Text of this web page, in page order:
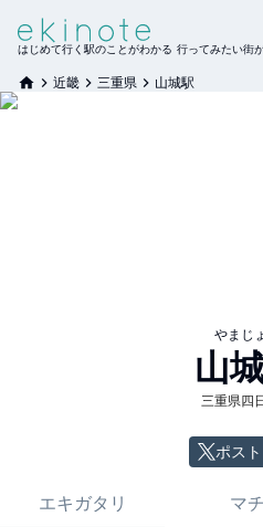
はじめて行く駅のことがわかる 行ってみたい街
近畿 三重県 山城駅
やまじ
山
三重県四
ポスト
エキガタリ マチ